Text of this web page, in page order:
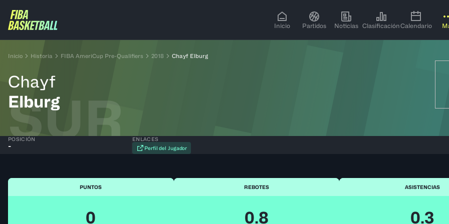
Inicio Partidos Noticias ClasificaciónCalendario
Inicio Historia FIBA AmeriCup Pre-Qualifiers 2018 Chayf Elburg
Chayf
Elburg
SUR
POSICIÓN
-
ENLACES
Perfil del Jugador
PUNTOS
0
REBOTES
0.8
ASISTENCIAS
0.3